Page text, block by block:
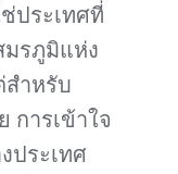
ประเทศที่
มรภูมิแห่ง
ำหรับ
การเข้าใจ
ประเทศ